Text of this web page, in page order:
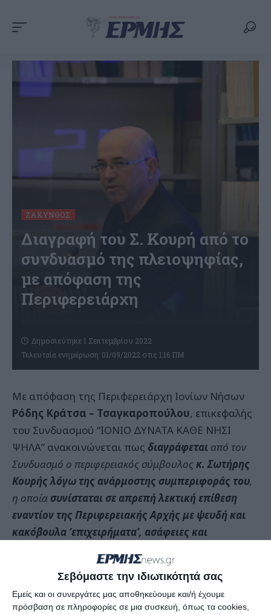
Σεβόμαστε την ιδιωτικότητά σας
Εμείς και οι συνεργάτες μας αποθηκεύουμε και/ή έχουμε
πρόσβαση σε πληροφορίες σε μια συσκευή, όπως τα cookies,
ΖΆΚΥΝΘΟΣ
Διαγραφή του Σ. Κουρή από το
συνδυασμό της πλειοψηφίας,
με απόφαση της
Περιφερειάρχη
Τελευταία ενημέρωση: 01/09/2022 στις 1:16 ΠΜ
Δημοσιεύτηκε 1 Σεπτεμβρίου 2022
Με απόφαση της Περιφερειάρχη Ιονίων Νήσων
Ρόδης Κράτσα – Τσαγκαροπούλου, επικεφαλής
του Συνδυασμού “ΙΟΝΙΟ ΔΥΝΑΤΑ ΚΑΘΕ ΝΗΣΙ
ΨΗΛΑ” ανακοινώνεται πως διαγράφεται από τον
Συνδυασμό ο περιφερειακός σύμβουλοςκ. Σωτήρης
Κουρής λόγω της ανάρμοστης συμπεριφοράς του,
η οποία συνίσταται σε απρεπή λεκτική επίθεση
εναντίον της Περιφερειακής Αρχής με ψευδή και
κακόβουλα ‘επιχειρήματα’, ασάφειες και
κ. Κουρής παραβιάζει τις αξίεςκαι τις
πουχαρακτηρίζουν την Περιφερειακή Αρχή